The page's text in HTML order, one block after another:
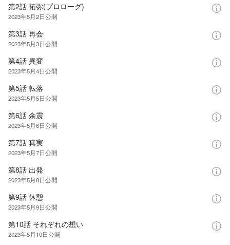
第2話 拓弥(プロローグ)
2023年5月2日公開
第3話 再会
2023年5月3日公開
第4話 異変
2023年5月4日公開
第5話 転落
2023年5月5日公開
第6話 余震
2023年5月6日公開
第7話 真実
2023年5月7日公開
第8話 出発
2023年5月8日公開
第9話 休憩
2023年5月9日公開
第10話 それぞれの想い
2023年5月10日公開